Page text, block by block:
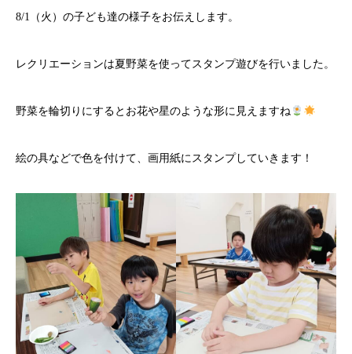
8/1（火）の子ども達の様子をお伝えします。
レクリエーションは夏野菜を使ってスタンプ遊びを行いました。
野菜を輪切りにするとお花や星のような形に見えますね
絵の具などで色を付けて、画用紙にスタンプしていきます！